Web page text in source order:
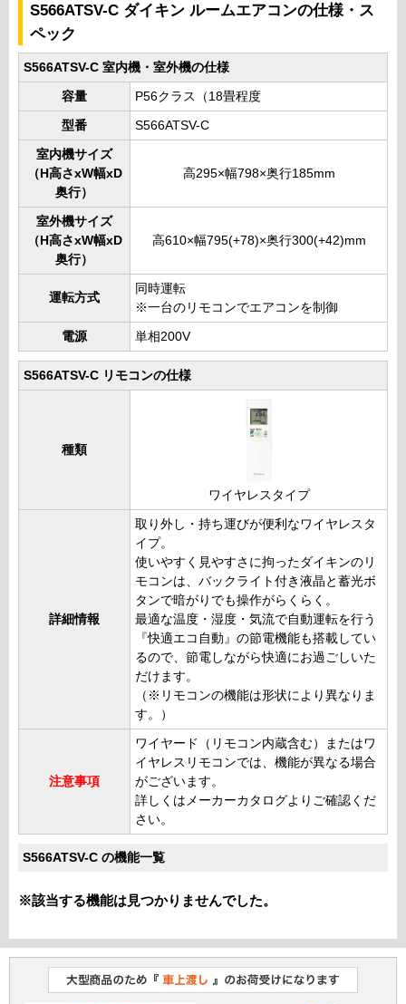
S566ATSV-C ダイキン ルームエアコンの仕様・ス
ペック
S566ATSV-C 室内機・室外機の仕様
容量 P56クラス（18畳程度
型番 S566ATSV-C
室内機サイズ
（H高さxW幅xD
奥行）
高295×幅798×奥行185mm
室外機サイズ
（H高さxW幅xD
奥行）
高610×幅795(+78)×奥行300(+42)mm
運転方式
同時運転
※一台のリモコンでエアコンを制御
電源 単相200V
S566ATSV-C リモコンの仕様
種類
ワイヤレスタイプ
詳細情報
取り外し・持ち運びが便利なワイヤレスタ
イプ。
使いやすく見やすさに拘ったダイキンのリ
モコンは、バックライト付き液晶と蓄光ボ
タンで暗がりでも操作がらくらく。
最適な温度・湿度・気流で自動運転を行う
『快適エコ自動』の節電機能も搭載してい
るので、節電しながら快適にお過ごしいた
だけます。
（※リモコンの機能は形状により異なりま
す。）
注意事項
ワイヤード（リモコン内蔵含む）またはワ
イヤレスリモコンでは、機能が異なる場合
がございます。
詳しくはメーカーカタログよりご確認くだ
さい。
S566ATSV-C の機能一覧
※該当する機能は見つかりませんでした。